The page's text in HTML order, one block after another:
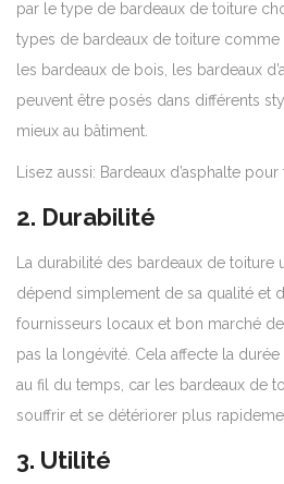
par le type de bardeaux de toiture
types de bardeaux de toiture comme
les bardeaux de bois, les bardeaux
peuvent être posés dans différents
mieux au bâtiment.
Lisez aussi: Bardeaux d’asphalte
2. Durabilité
La durabilité des bardeaux de
dépend simplement de sa qualité et
fournisseurs locaux et bon marché de
pas la longévité. Cela affecte la
au fil du temps, car les bardeaux de
souffrir et se détériorer plus
3. Utilité